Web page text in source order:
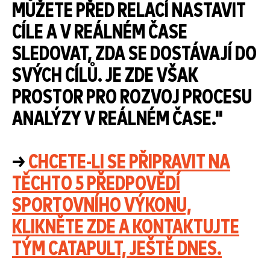
MŮŽETE PŘED RELACÍ NASTAVIT
CÍLE A V REÁLNÉM ČASE
SLEDOVAT, ZDA SE DOSTÁVAJÍ DO
SVÝCH CÍLŮ. JE ZDE VŠAK
PROSTOR PRO ROZVOJ PROCESU
ANALÝZY V REÁLNÉM ČASE."
→ CHCETE-LI SE PŘIPRAVIT NA
TĚCHTO 5 PŘEDPOVĚDÍ
SPORTOVNÍHO VÝKONU,
KLIKNĚTE ZDE A KONTAKTUJTE
TÝM CATAPULT, JEŠTĚ DNES.